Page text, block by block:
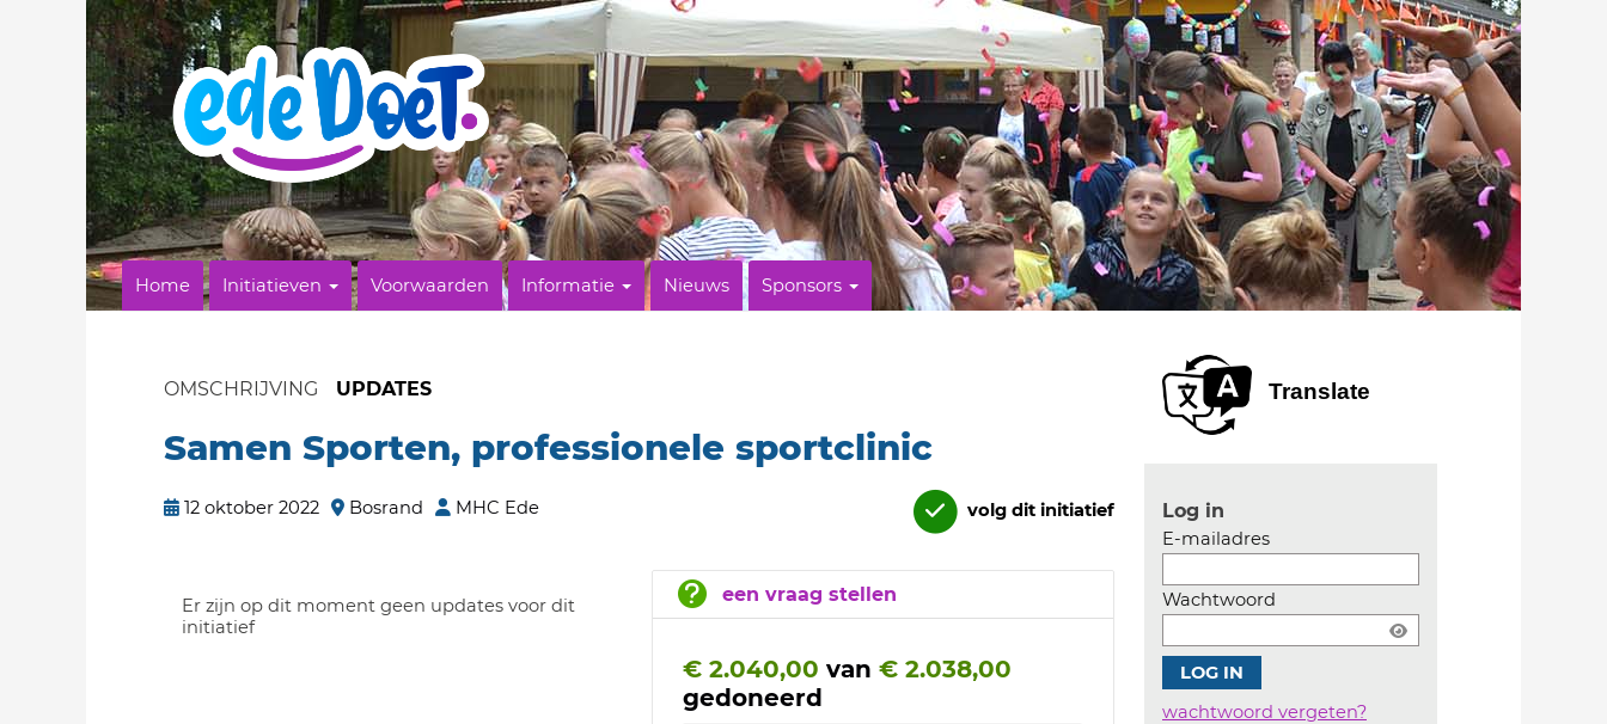
Home Initiatieven Voorwaarden Informatie Nieuws Sponsors
OMSCHRIJVING UPDATES
Samen Sporten, professionele sportclinic
12 oktober 2022 Bosrand MHC Ede volg dit initiatief
Er zijn op dit moment geen updates voor dit
initiatief
een vraag stellen
€ 2.040,00 van € 2.038,00
gedoneerd
Translate
Log in
E-mailadres
Wachtwoord
wachtwoord vergeten?